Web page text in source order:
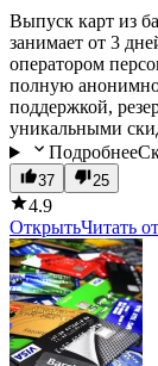
Выпуск карт из
занимает от 3
оператором
полную
поддержкой,
уникальными
Подробнее
37 25
4.9
ОткрытьЧитать